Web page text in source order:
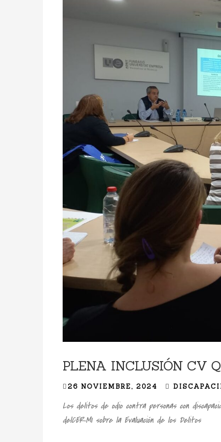
PLENA INCLUSIÓN CV
26 NOVIEMBRE, 2024
Los delitos de odio contra personas con
delCERMI sobre la Evaluación de los Delitos